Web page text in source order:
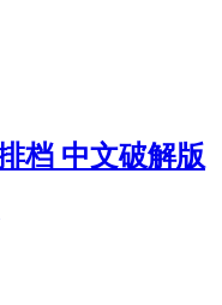
档 中文破解版